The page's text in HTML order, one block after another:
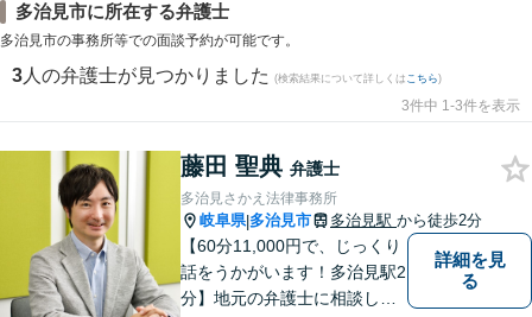
多治見市に所在する弁護士
多治見市の事務所等での面談予約が可能です。
3 人の弁護士が見つかりました (検索結果について詳しくは こちら)
3件中 1-3件を表示
藤田 聖典 弁護士
多治見さかえ法律事務所
岐阜県|多治見市 多治見駅 から徒歩2分
【60分11,000円で、じっくり
話をうかがいます！多治見駅2
分】地元の弁護士に相談した
詳細を見
る